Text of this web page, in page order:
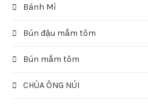
Bánh Mì
Bún đậu mắm tôm
Bún mắm tôm
CHÙA ÔNG NÚI